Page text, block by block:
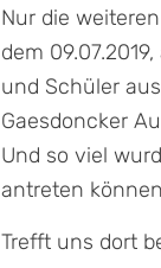
Nur die
dem
und Schüler
Gaesdoncker
Und so viel
antreten
Trefft uns dort